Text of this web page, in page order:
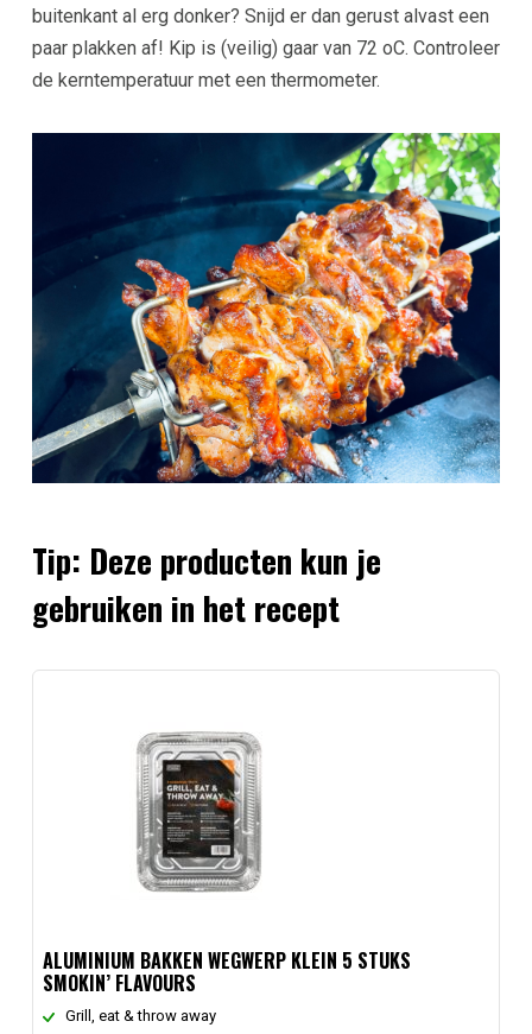
buitenkant al erg donker? Snijd er dan gerust alvast een
paar plakken af! Kip is (veilig) gaar van 72 oC. Controleer
de kerntemperatuur met een thermometer.
Tip: Deze producten kun je
gebruiken in het recept
ALUMINIUM BAKKEN WEGWERP KLEIN 5 STUKS
SMOKIN’ FLAVOURS
Grill, eat & throw away